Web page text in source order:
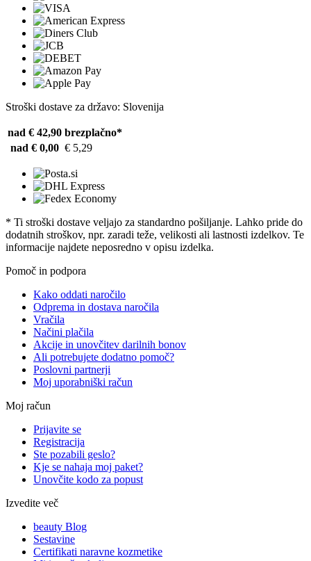
Stroški dostave za državo: Slovenija
nad € 42,90 brezplačno*
nad € 0,00 € 5,29
* Ti stroški dostave veljajo za standardno pošiljanje. Lahko pride do
dodatnih stroškov, npr. zaradi teže, velikosti ali lastnosti izdelkov. Te
informacije najdete neposredno v opisu izdelka.
Pomoč in podpora
Kako oddati naročilo
Odprema in dostava naročila
Vračila
Načini plačila
Akcije in unovčitev darilnih bonov
Ali potrebujete dodatno pomoč?
Poslovni partnerji
Moj uporabniški račun
Moj račun
Prijavite se
Registracija
Ste pozabili geslo?
Kje se nahaja moj paket?
Unovčite kodo za popust
Izvedite več
beauty Blog
Sestavine
Certifikati naravne kozmetike